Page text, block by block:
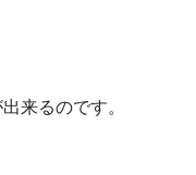
来るのです。